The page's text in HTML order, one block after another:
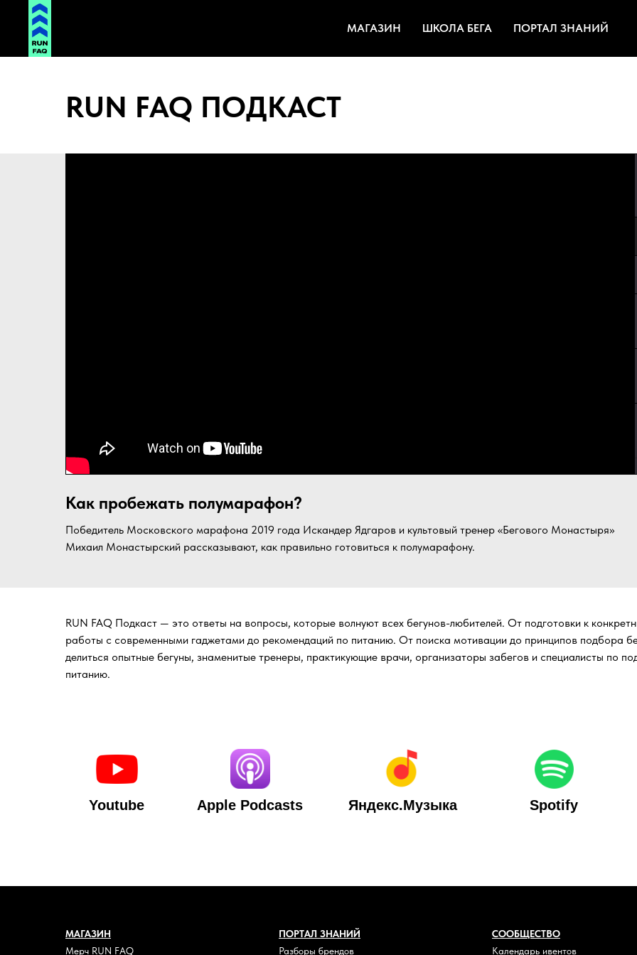
МАГАЗИН ШКОЛА БЕГА ПОРТАЛ ЗНАНИЙ
RUN FAQ ПОДКАСТ
Как пробежать полумарафон?
Победитель Московского марафона 2019 года Искандер Ядгаров и культовый тренер «Бегового Монастыря»
Михаил Монастырский рассказывают, как правильно готовиться к полумарафону.
RUN FAQ Подкаст — это ответы на вопросы, которые волнуют всех бегунов-любителей. От подготовки к
работы с современными гаджетами до рекомендаций по питанию. От поиска мотивации до принципов подбора
делиться опытные бегуны, знаменитые тренеры, практикующие врачи, организаторы забегов и специалисты по
питанию.
Youtube Apple Podcasts Яндекс.Музыка Spotify
МАГАЗИН
Мерч RUN FAQ
ПОРТАЛ ЗНАНИЙ
Разборы брендов
СООБЩЕСТВО
Календарь ивентов